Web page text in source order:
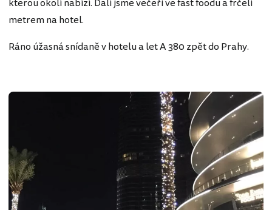
kterou okolí nabízí. Dali jsme večeři ve fast foodu a frčeli
metrem na hotel.
Ráno úžasná snídaně v hotelu a let A 380 zpět do Prahy.